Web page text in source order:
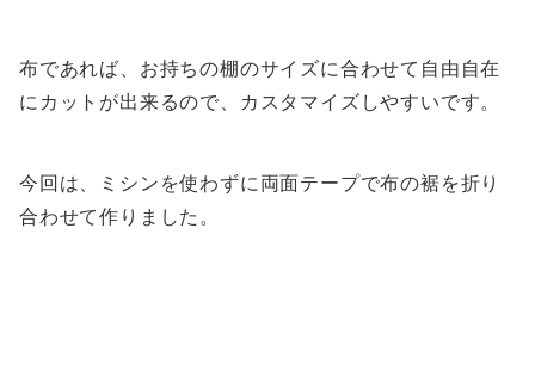
布であれば、お持ちの棚のサイズに合わせて自由自在
にカットが出来るので、カスタマイズしやすいです。
今回は、ミシンを使わずに両面テープで布の裾を折り
合わせて作りました。